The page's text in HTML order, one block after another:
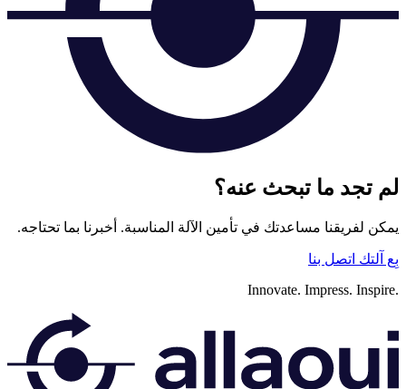
لم تجد ما تبحث عنه؟
يمكن لفريقنا مساعدتك في تأمين الآلة المناسبة. أخبرنا بما تحتاجه.
بِع آلتك اتصل بنا
Innovate. Impress. Inspire.